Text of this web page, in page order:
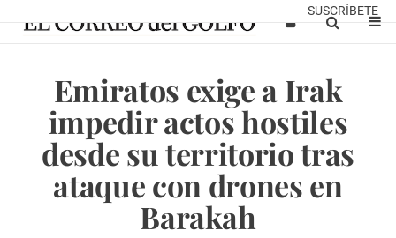
SUSCRÍBETE
Emiratos exige a Irak
impedir actos hostiles
desde su territorio tras
ataque con drones en
Barakah